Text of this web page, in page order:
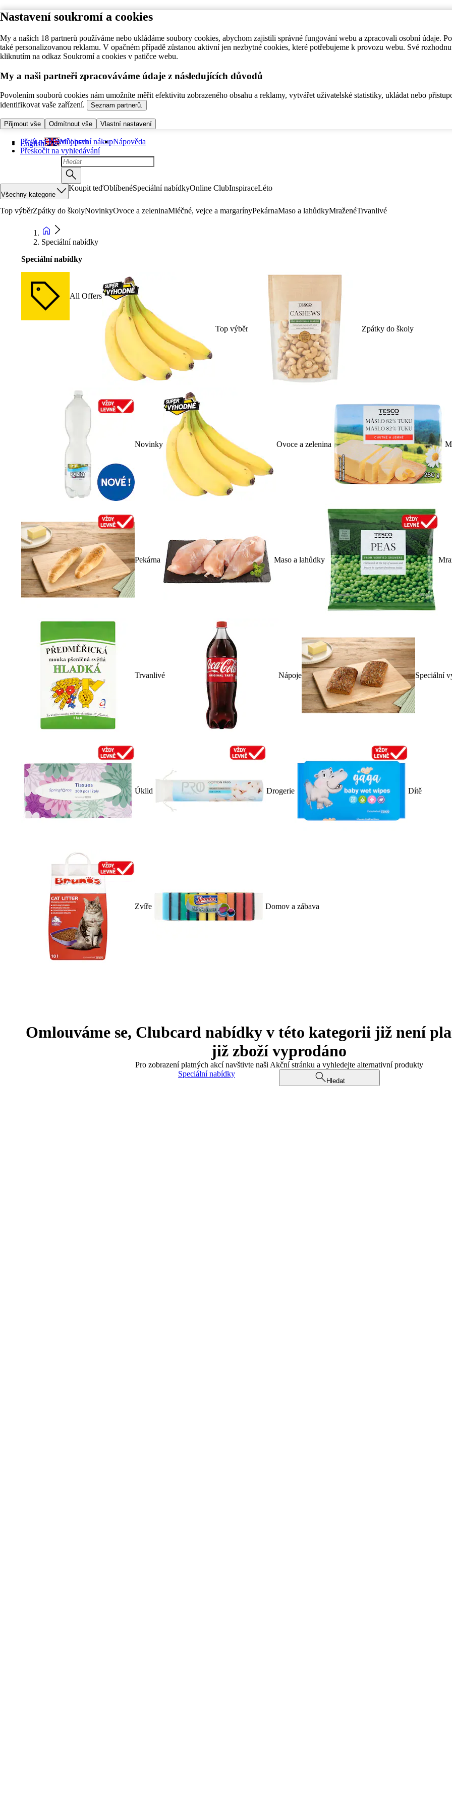
Nastavení soukromí a cookies
My a našich 18 partnerů používáme nebo ukládáme soubory cookies, abychom zajistili správné fungování webu a zpracovali osobní údaje.
také personalizovanou reklamu. V opačném případě zůstanou aktivní jen nezbytné cookies, které potřebujeme k provozu webu. Své
kliknutím na odkaz Soukromí a cookies v patičce webu.
My a naši partneři zpracováváme údaje z následujících důvodů
Povolením souborů cookies nám umožníte měřit efektivitu zobrazeného obsahu a reklamy, vytvářet uživatelské statistiky, ukládat nebo
identifikovat vaše zařízení.
Seznam partnerů.
Přijmout vše Odmítnout vše Vlastní nastavení
Přejít na hlavní obsah
Přeskočit na vyhledávání
English Můj první nákupNápověda
Všechny kategorie
Koupit teďOblíbenéSpeciální nabídkyOnline ClubInspiraceLéto
Top výběrZpátky do školyNovinkyOvoce a zeleninaMléčné, vejce a margarínyPekárnaMaso a lahůdkyMraženéTrvanlivé
Speciální nabídky
Speciální nabídky
All Offers
Top výběr Zpátky do školy
Novinky Ovoce a zelenina
Pekárna Maso a lahůdky
Trvanlivé Nápoje Speciální
Úklid Drogerie Dítě
Zvíře Domov a zábava
Omlouváme se, Clubcard nabídky v této kategorii již není
již zboží vyprodáno
Pro zobrazení platných akcí navštivte naši Akční stránku a vyhledejte alternativní produkty
Speciální nabídky
Hledat